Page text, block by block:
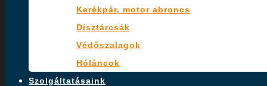
Kerékpár, motor abroncs
Dísztárcsák
Védőszalagok
Hóláncok
Szolgáltatásaink